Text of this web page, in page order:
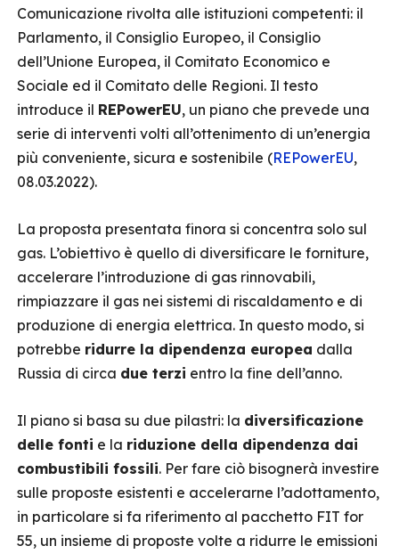
Comunicazione rivolta alle istituzioni competenti: il
Parlamento, il Consiglio Europeo, il Consiglio
dell’Unione Europea, il Comitato Economico e
Sociale ed il Comitato delle Regioni. Il testo
introduce il REPowerEU, un piano che prevede una
serie di interventi volti all’ottenimento di un’energia
più conveniente, sicura e sostenibile (REPowerEU,
08.03.2022).
La proposta presentata finora si concentra solo sul
gas. L’obiettivo è quello di diversificare le forniture,
accelerare l’introduzione di gas rinnovabili,
rimpiazzare il gas nei sistemi di riscaldamento e di
produzione di energia elettrica. In questo modo, si
potrebbe ridurre la dipendenza europea dalla
Russia di circa due terzi entro la fine dell’anno.
Il piano si basa su due pilastri: la diversificazione
delle fonti e la riduzione della dipendenza dai
combustibili fossili. Per fare ciò bisognerà investire
sulle proposte esistenti e accelerarne l’adottamento,
in particolare si fa riferimento al pacchetto FIT for
55, un insieme di proposte volte a ridurre le emissioni